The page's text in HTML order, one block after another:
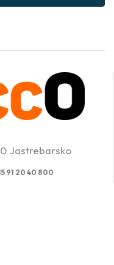
Jastrebarsko
91 20 40 800